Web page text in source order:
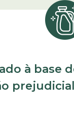
à base